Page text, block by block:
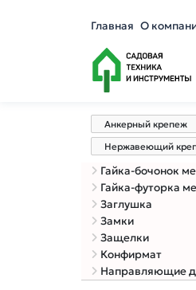
Главная О
Анкерный крепеж
Нержавеющий
Гайка-бочонок
Гайка-футорка
Заглушка
Замки
Защелки
Конфирмат
Направляющие